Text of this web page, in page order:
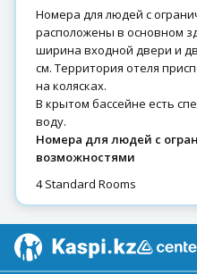
Номера для людей с
расположены в основном
ширина входной двери и
см. Территория отеля
на колясках.
В крытом бассейне есть
воду.
Номера для людей с
возможностями
4 Standard Rooms